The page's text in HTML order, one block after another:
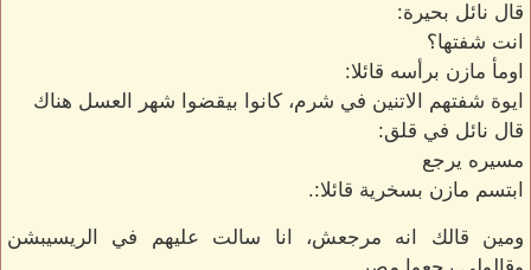
قال نائل بحيرة:
انت شفتها؟
اومأ مازن برأسه قائلا:
ايوة شفتهم الاتنين في شرم، كانوا بيقضوا شهر العسل هناك
قال نائل في قلق:
مسيره يرجع
ابتسم مازن بسخرية قائلا:.
ومين قالك انه مرجعش، انا سالت عليهم في الريسيبشن